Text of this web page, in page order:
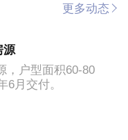
更多动态
源
，户型面积60-80
6月交付。